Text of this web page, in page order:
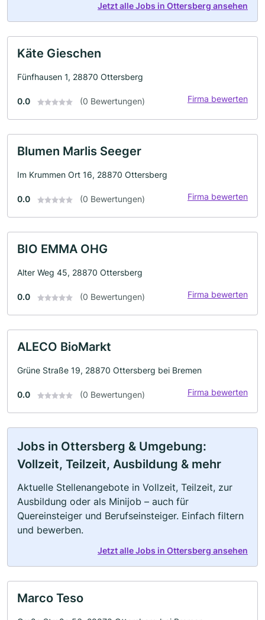
Jetzt alle Jobs in Ottersberg ansehen
Käte Gieschen
Fünfhausen 1, 28870 Ottersberg
0.0 (0 Bewertungen) Firma bewerten
Blumen Marlis Seeger
Im Krummen Ort 16, 28870 Ottersberg
0.0 (0 Bewertungen) Firma bewerten
BIO EMMA OHG
Alter Weg 45, 28870 Ottersberg
0.0 (0 Bewertungen) Firma bewerten
ALECO BioMarkt
Grüne Straße 19, 28870 Ottersberg bei Bremen
0.0 (0 Bewertungen) Firma bewerten
Jobs in Ottersberg & Umgebung:
Vollzeit, Teilzeit, Ausbildung & mehr
Aktuelle Stellenangebote in Vollzeit, Teilzeit, zur
Ausbildung oder als Minijob – auch für
Quereinsteiger und Berufseinsteiger. Einfach filtern
und bewerben.
Jetzt alle Jobs in Ottersberg ansehen
Marco Teso